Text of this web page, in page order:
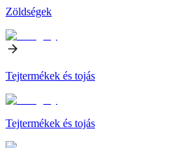
Zöldségek
Tejtermékek és tojás
Tejtermékek és tojás